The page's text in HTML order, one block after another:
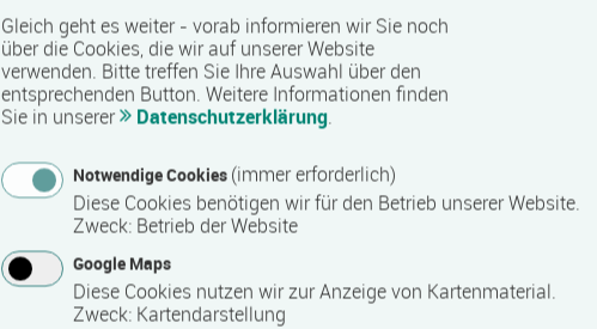
Gleich geht es weiter - vorab informieren wir Sie noch
über die Cookies, die wir auf unserer Website
verwenden. Bitte treffen Sie Ihre Auswahl über den
entsprechenden Button. Weitere Informationen finden
Sie in unserer
Datenschutzerklärung.
Notwendige Cookies (immer erforderlich)
Diese Cookies benötigen wir für den Betrieb unserer Website.
Zweck: Betrieb der Website
Google Maps
Diese Cookies nutzen wir zur Anzeige von Kartenmaterial.
Zweck: Kartendarstellung